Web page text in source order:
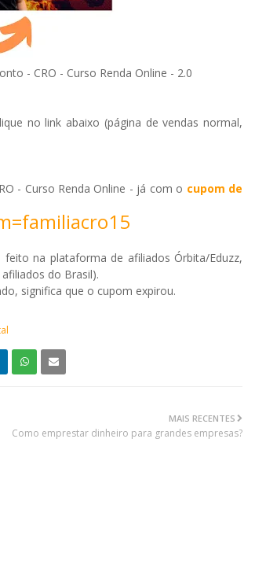
- CRO - Curso Renda Online - 2.0
no link abaixo (página de vendas normal,
- Curso Renda Online - já com o cupom de
na plataforma de afiliados Órbita/Eduzz,
do Brasil).
significa que o cupom expirou.
MAIS RECENTES
Como emprestar dinheiro para grandes empresas?